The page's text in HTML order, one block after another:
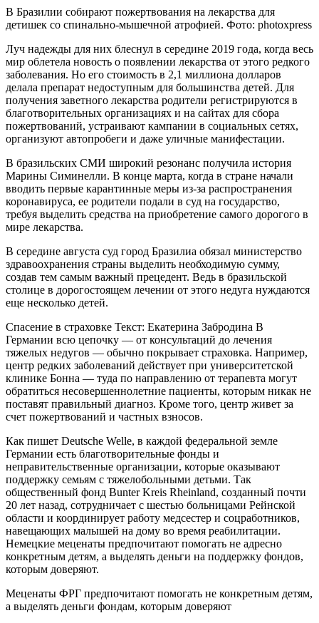
В Бразилии собирают пожертвования на лекарства для
детишек со спинально-мышечной атрофией. Фото: photoxpress
Луч надежды для них блеснул в середине 2019 года, когда весь
мир облетела новость о появлении лекарства от этого редкого
заболевания. Но его стоимость в 2,1 миллиона долларов
делала препарат недоступным для большинства детей. Для
получения заветного лекарства родители регистрируются в
благотворительных организациях и на сайтах для сбора
пожертвований, устраивают кампании в социальных сетях,
организуют автопробеги и даже уличные манифестации.
В бразильских СМИ широкий резонанс получила история
Марины Симинелли. В конце марта, когда в стране начали
вводить первые карантинные меры из-за распространения
коронавируса, ее родители подали в суд на государство,
требуя выделить средства на приобретение самого дорогого в
мире лекарства.
В середине августа суд город Бразилиа обязал министерство
здравоохранения страны выделить необходимую сумму,
создав тем самым важный прецедент. Ведь в бразильской
столице в дорогостоящем лечении от этого недуга нуждаются
еще несколько детей.
Спасение в страховке Текст: Екатерина Забродина В
Германии всю цепочку — от консультаций до лечения
тяжелых недугов — обычно покрывает страховка. Например,
центр редких заболеваний действует при университетской
клинике Бонна — туда по направлению от терапевта могут
обратиться несовершеннолетние пациенты, которым никак не
поставят правильный диагноз. Кроме того, центр живет за
счет пожертвований и частных взносов.
Как пишет Deutsche Welle, в каждой федеральной земле
Германии есть благотворительные фонды и
неправительственные организации, которые оказывают
поддержку семьям с тяжелобольными детьми. Так
общественный фонд Bunter Kreis Rheinland, созданный почти
20 лет назад, сотрудничает с шестью больницами Рейнской
области и координирует работу медсестер и соцработников,
навещающих малышей на дому во время реабилитации.
Немецкие меценаты предпочитают помогать не адресно
конкретным детям, а выделять деньги на поддержку фондов,
которым доверяют.
Меценаты ФРГ предпочитают помогать не конкретным детям,
а выделять деньги фондам, которым доверяют